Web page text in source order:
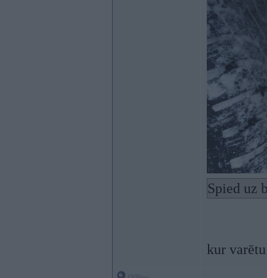
Spied uz
kur